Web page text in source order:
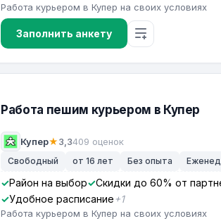
Работа курьером в Купер на своих условиях
Заполнить анкету
Работа пешим курьером в Купер
Купер★3,3409 оценок
Свободный от 16 лет Без опыта
Район на выбор Скидки до 60% от
Удобное расписание +1
Работа курьером в Купер на своих условиях